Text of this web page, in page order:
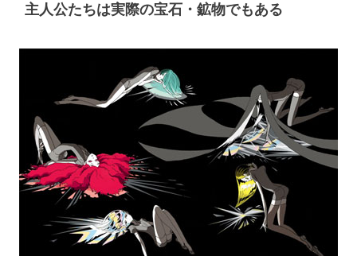
主人公たちは実際の宝石・鉱物でもある